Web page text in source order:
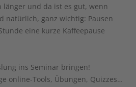
länger und da ist es gut, wenn
natürlich, ganz wichtig: Pausen
eine kurze Kaffeepause
ins Seminar bringen!
online-Tools, Übungen, Quizzes…